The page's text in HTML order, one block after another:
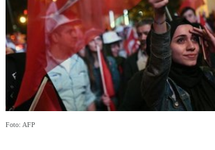
Foto: AFP